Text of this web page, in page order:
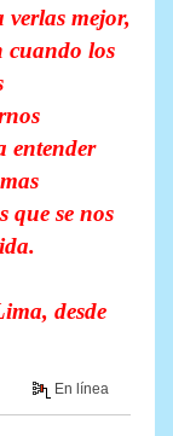
mejor,
cuando los
entender
que se nos
desde
En línea